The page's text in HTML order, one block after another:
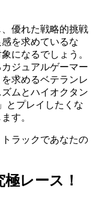
優れた戦略的挑戦
を求めているな
になるでしょう。
ジュアルゲーマー
求めるベテランレ
ムとハイオクタン
とプレイしたくな
す。
ラックであなたの
レース！